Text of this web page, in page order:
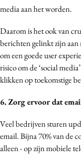
media aan het worden.
Daarom is het ook van
berichten gelinkt zijn aan
om een goede user
risico om de ‘social
klikken op toekomstige
6. Zorg ervoor dat
Veel bedrijven sturen
email. Bijna 70% van de
alleen - op zijn mobiele